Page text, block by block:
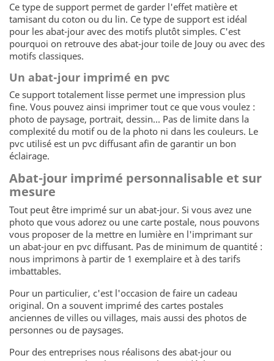
Ce type de support permet de garder l'effet matière et
tamisant du coton ou du lin. Ce type de support est idéal
pour les abat-jour avec des motifs plutôt simples. C'est
pourquoi on retrouve des abat-jour toile de Jouy ou avec des
motifs classiques.
Un abat-jour imprimé en pvc
Ce support totalement lisse permet une impression plus
fine. Vous pouvez ainsi imprimer tout ce que vous voulez :
photo de paysage, portrait, dessin... Pas de limite dans la
complexité du motif ou de la photo ni dans les couleurs. Le
pvc utilisé est un pvc diffusant afin de garantir un bon
éclairage.
Abat-jour imprimé personnalisable et sur
mesure
Tout peut être imprimé sur un abat-jour. Si vous avez une
photo que vous adorez ou une carte postale, nous pouvons
vous proposer de la mettre en lumière en l'imprimant sur
un abat-jour en pvc diffusant. Pas de minimum de quantité :
nous imprimons à partir de 1 exemplaire et à des tarifs
imbattables.
Pour un particulier, c'est l'occasion de faire un cadeau
original. On a souvent imprimé des cartes postales
anciennes de villes ou villages, mais aussi des photos de
personnes ou de paysages.
Pour des entreprises nous réalisons des abat-jour ou